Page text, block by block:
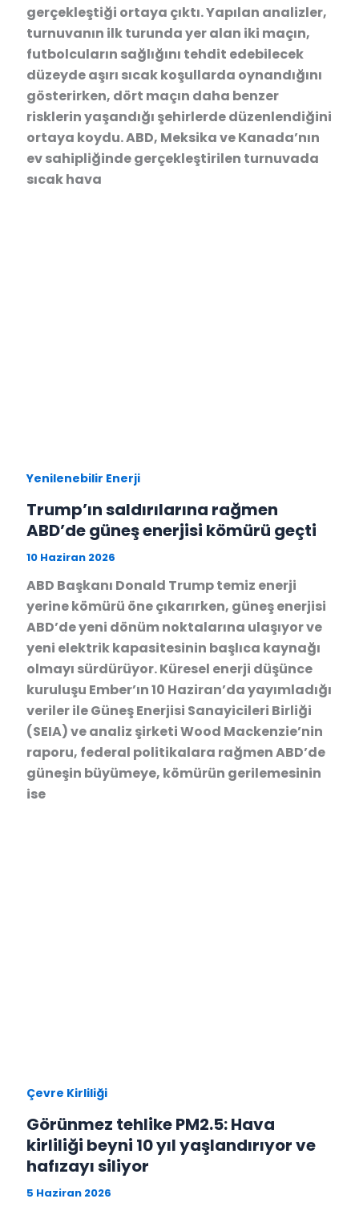
gerçekleştiği ortaya çıktı. Yapılan analizler,
turnuvanın ilk turunda yer alan iki maçın,
futbolcuların sağlığını tehdit edebilecek
düzeyde aşırı sıcak koşullarda oynandığını
gösterirken, dört maçın daha benzer
risklerin yaşandığı şehirlerde düzenlendiğini
ortaya koydu. ABD, Meksika ve Kanada’nın
ev sahipliğinde gerçekleştirilen turnuvada
sıcak hava
Yenilenebilir Enerji
Trump’ın saldırılarına rağmen
ABD’de güneş enerjisi kömürü geçti
10 Haziran 2026
ABD Başkanı Donald Trump temiz enerji
yerine kömürü öne çıkarırken, güneş enerjisi
ABD’de yeni dönüm noktalarına ulaşıyor ve
yeni elektrik kapasitesinin başlıca kaynağı
olmayı sürdürüyor. Küresel enerji düşünce
kuruluşu Ember’ın 10 Haziran’da yayımladığı
veriler ile Güneş Enerjisi Sanayicileri Birliği
(SEIA) ve analiz şirketi Wood Mackenzie’nin
raporu, federal politikalara rağmen ABD’de
güneşin büyümeye, kömürün gerilemesinin
ise
Çevre Kirliliği
Görünmez tehlike PM2.5: Hava
kirliliği beyni 10 yıl yaşlandırıyor ve
hafızayı siliyor
5 Haziran 2026